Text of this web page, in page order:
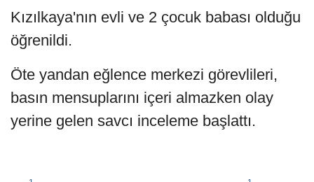
Kızılkaya'nın evli ve 2 çocuk babası olduğu
öğrenildi.
Öte yandan eğlence merkezi görevlileri,
basın mensuplarını içeri almazken olay
yerine gelen savcı inceleme başlattı.